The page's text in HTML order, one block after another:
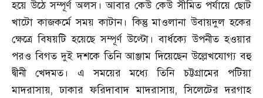
হয়ে উঠে সম্পূর্ণ অলস। আবার কেউ কেউ সীমিত পর্যায়ে ছোট
খাটো কাজকর্মে সময় কাটান। কিন্তু মাওলানা উবায়দুল হকের
ক্ষেত্রে বিষয়টি হয়েছে সম্পূর্ণ উল্টো। বার্ধক্যে উপনীত হওয়ার
পরও বিগত দুই দশকে তিনি আঞ্জাম দিয়েছেন উল্লেখযোগ্য বহু
দ্বীনী খেদমত। এ সময়ের মধ্যে তিনি চট্টগ্রামের পটিয়া
মাদরাসায়,ঢাকার ফরিদাবাদ মাদরাসায়,সিলেটের দরগাহ